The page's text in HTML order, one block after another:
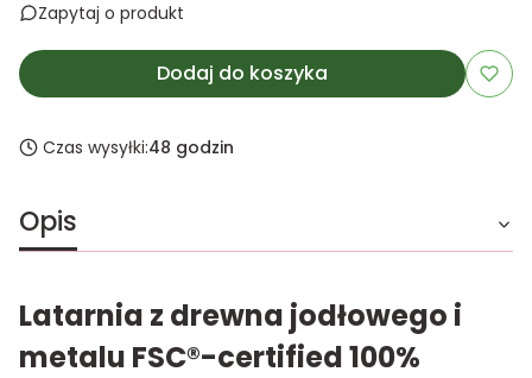
Zapytaj o produkt
Dodaj do koszyka
Czas wysyłki:48 godzin
Opis
Latarnia z drewna jodłowego i
metalu FSC®-certified 100%